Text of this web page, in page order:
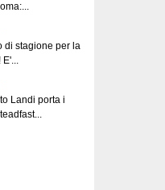
di stagione per la
E'...
Landi porta i